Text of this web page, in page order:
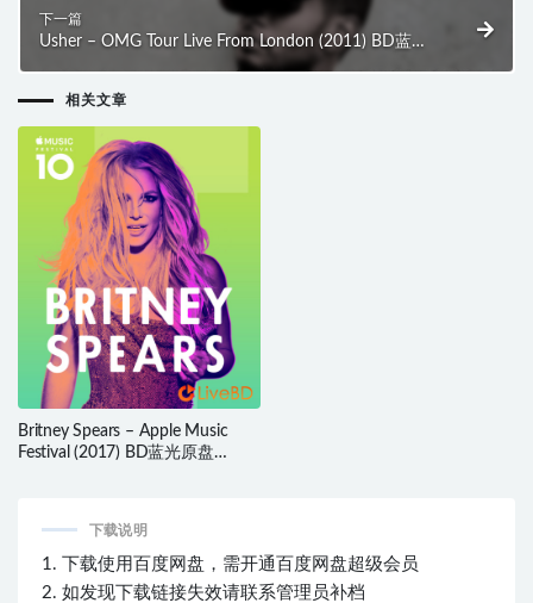
下一篇
Usher – OMG Tour Live From London (2011) BD蓝光
相关文章
Britney Spears – Apple Music
Festival (2017) BD蓝光原盘
下载说明
1. 下载使用百度网盘，需开通百度网盘超级会员
2. 如发现下载链接失效请联系管理员补档